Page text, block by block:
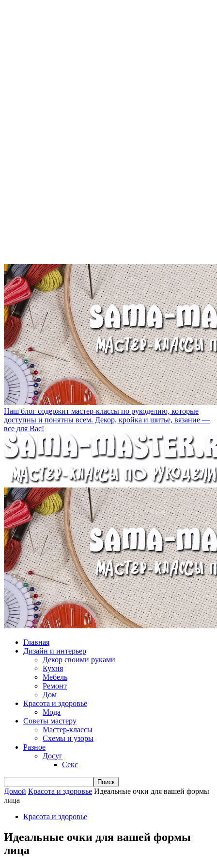
Наш блог содержит мастер-классы по рукоделию, которые
доступны и понятны всем. Декор, кройка и шитье, вязание —
все для Вас!
Главная
Дизайн и интерьер
Декор своими руками
Кухня
Мебель
Ремонт
Дом
Красота и здоровье
Мода
Советы мастеру
Мастер-классы
Схемы и узоры
Разное
Досуг
Секс
Домой Красота и здоровье Идеальные очки для вашей формы
лица
Красота и здоровье
Идеальные очки для вашей формы
лица